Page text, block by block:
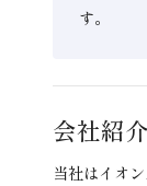
す。
会社紹
当社はイオ